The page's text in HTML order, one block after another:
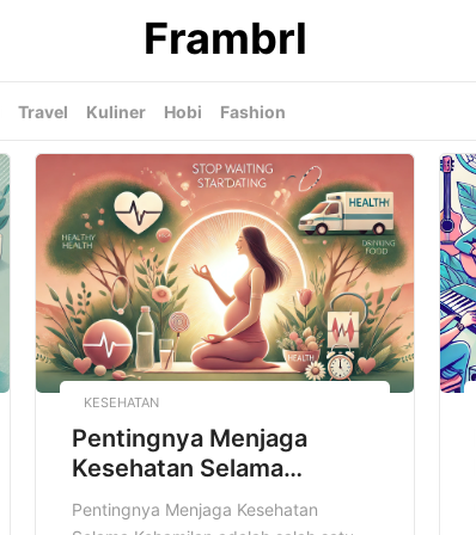
Frambrl
Travel Kuliner Hobi Fashion
KESEHATAN
Pentingnya Menjaga
Kesehatan Selama
Kehamilan
Pentingnya Menjaga Kesehatan